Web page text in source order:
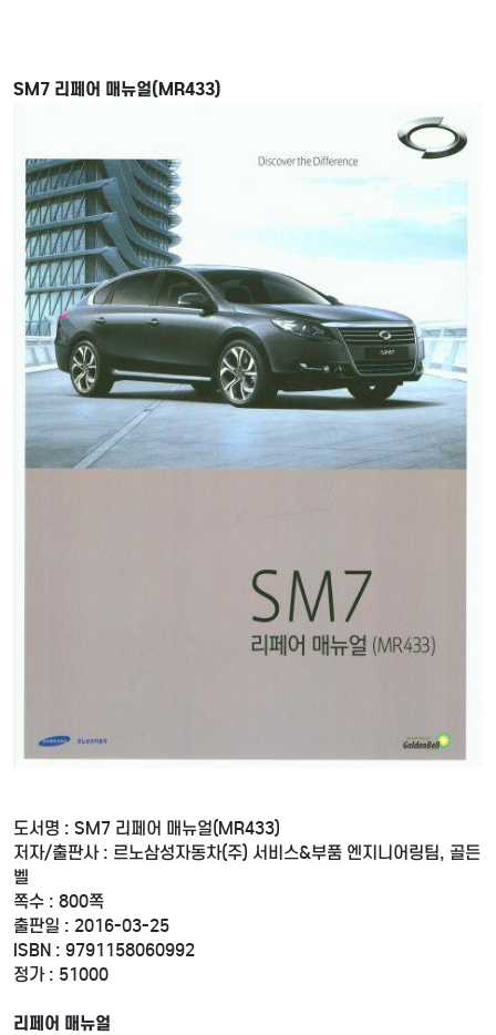
SM7 리페어 매뉴얼(MR433)
도서명 : SM7 리페어 매뉴얼(MR433)
저자/출판사 : 르노삼성자동차(주) 서비스&부품 엔지니어링팀, 골든
벨
쪽수 : 800쪽
출판일 : 2016-03-25
ISBN : 9791158060992
정가 : 51000
리페어 매뉴얼